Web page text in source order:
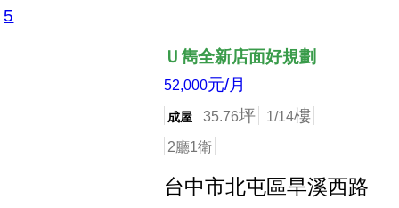
店長推薦
5
Ｕ雋全新店面好規劃
52,000元/月
成屋 35.76坪 1/14樓
2廳1衛
台中市北屯區旱溪西路